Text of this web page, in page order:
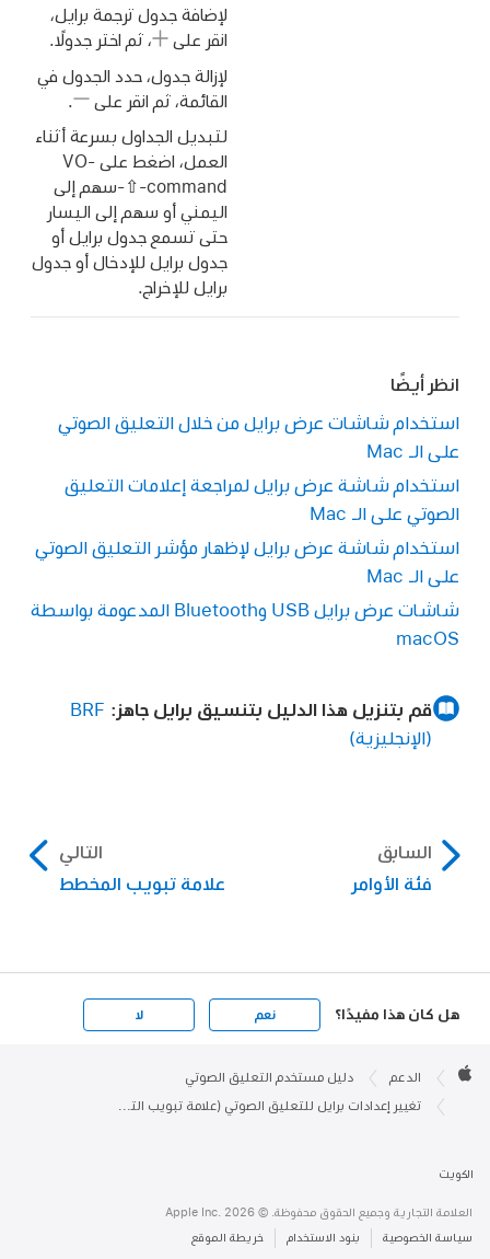
لإضافة جدول ترجمة برايل،
انقر على
،ثم اختر جدولًا.
لإزالة جدول، حدد الجدول في
القائمة، ثم انقر على
.
لتبديل الجداول بسرعة أثناء
العمل، اضغط على VO-
command-⇧-سهم إلى
اليمني أو سهم إلى اليسار
حتى تسمع جدول برايل أو
جدول برايل للإدخال أو جدول
برايل للإخراج.
انظر أيضًا
استخدام شاشات عرض برايل من خلال التعليق الصوتي
على الـ Mac
استخدام شاشة عرض برايل لمراجعة إعلامات التعليق
الصوتي على الـ Mac
استخدام شاشة عرض برايل لإظهار مؤشر التعليق الصوتي
على الـ Mac
شاشات عرض برايل USB وBluetooth المدعومة بواسطة
macOS
قم بتنزيل هذا الدليل بتنسيق برايل جاهز: BRF
(الإنجليزية)
السابق
فئة الأوامر
التالي
علامة تبويب المخطط
هل كان هذا مفيدًا؟ نعم لا
Footer

الدعم دليل مستخدم التعليق الصوتي
الكويت
العلامة التجارية وجميع الحقوق محفوظة. © 2026 ‏.Apple Inc
سياسة الخصوصية بنود الاستخدام خريطة الموقع